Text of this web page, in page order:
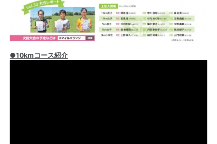
●10kmコース紹介